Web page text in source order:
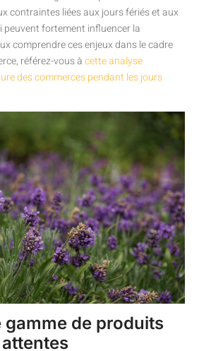
contraintes liées aux jours fériés et aux
peuvent fortement influencer la
comprendre ces enjeux dans le cadre
référez-vous àcette analyse
des commerces pendant les jours
gamme de produits